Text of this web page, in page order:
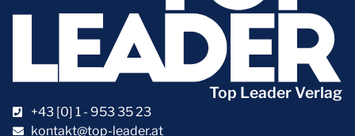
Top Leader Verlag
+43 [0] 1 - 953 35 23
kontakt@top-leader.at